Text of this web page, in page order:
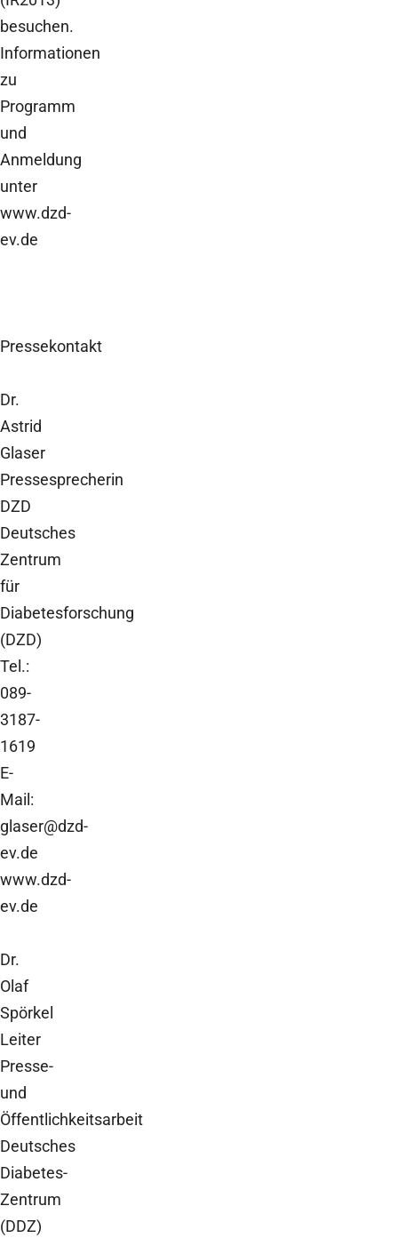
besuchen.
Informationen
zu
Programm
und
Anmeldung
unter
www.dzd-
ev.de
Pressekontakt
Dr.
Astrid
Glaser
Pressesprecherin
DZD
Deutsches
Zentrum
für
Diabetesforschung
(DZD)
Tel.:
089-
3187-
1619
E-
Mail:
glaser@dzd-
ev.de
www.dzd-
ev.de
Dr.
Olaf
Spörkel
Leiter
Presse-
und
Öffentlichkeitsarbeit
Deutsches
Diabetes-
Zentrum
(DDZ)